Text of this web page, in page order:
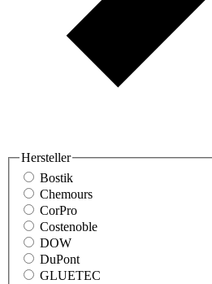
Hersteller
Bostik
Chemours
CorPro
Costenoble
DOW
DuPont
GLUETEC